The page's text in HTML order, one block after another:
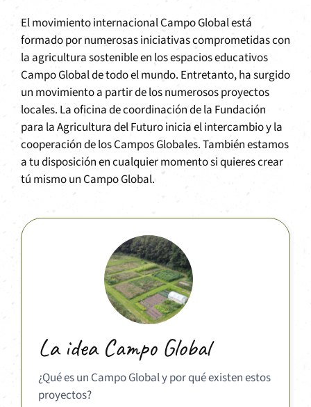
El movimiento internacional Campo Global está
formado por numerosas iniciativas comprometidas con
la agricultura sostenible en los espacios educativos
Campo Global de todo el mundo. Entretanto, ha surgido
un movimiento a partir de los numerosos proyectos
locales. La oficina de coordinación de la Fundación
para la Agricultura del Futuro inicia el intercambio y la
cooperación de los Campos Globales. También estamos
a tu disposición en cualquier momento si quieres crear
tú mismo un Campo Global.
La idea Campo Global
¿Qué es un Campo Global y por qué existen estos
proyectos?